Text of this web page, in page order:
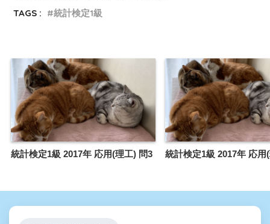
TAGS :
統計検定1級
統計検定1級 2017年 応用(理工) 問3 統計検定1級 2017年 応用